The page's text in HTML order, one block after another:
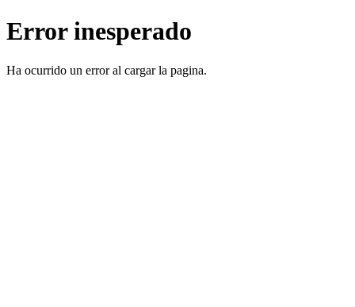
Error inesperado
Ha ocurrido un error al cargar la pagina.